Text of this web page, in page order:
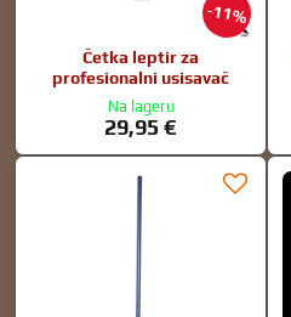
11%
Četka leptir za
profesionalni usisavač
Na lageru
29,95 €